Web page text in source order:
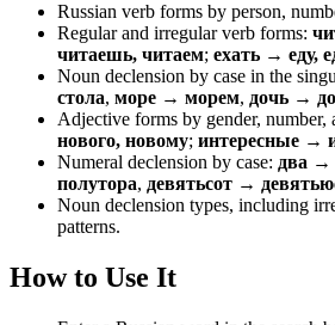
Russian verb forms by person,
Regular and irregular verb forms:
читаешь, читаем; ехать → еду,
Noun declension by case in the
стола, море → морем, дочь →
Adjective forms by gender, number,
нового, новому; интересные →
Numeral declension by case: два →
полутора, девятьсот →
Noun declension types, including
patterns.
How to Use It